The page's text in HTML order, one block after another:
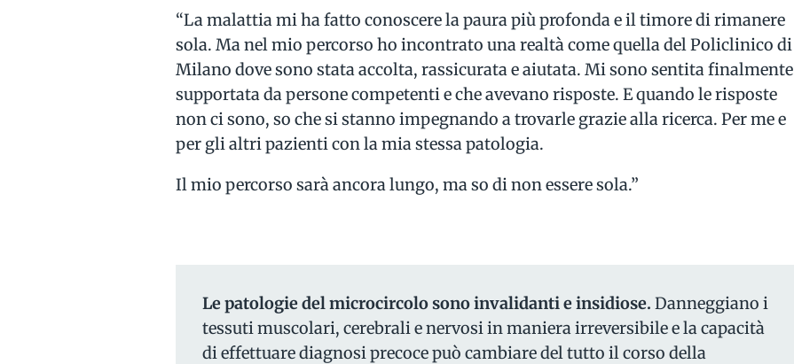
“La malattia mi ha fatto conoscere la paura più profonda e il timore di rimanere
sola. Ma nel mio percorso ho incontrato una realtà come quella del Policlinico di
Milano dove sono stata accolta, rassicurata e aiutata. Mi sono sentita finalmente
supportata da persone competenti e che avevano risposte. E quando le risposte
non ci sono, so che si stanno impegnando a trovarle grazie alla ricerca. Per me e
per gli altri pazienti con la mia stessa patologia.
Il mio percorso sarà ancora lungo, ma so di non essere sola.”
Le patologie del microcircolo sono invalidanti e insidiose. Danneggiano i
tessuti muscolari, cerebrali e nervosi in maniera irreversibile e la capacità
di effettuare diagnosi precoce può cambiare del tutto il corso della